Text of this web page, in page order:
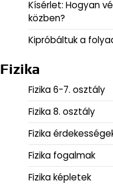
Kísérlet: Hogyan
közben?
Kipróbáltuk a
Fizika
Fizika 6-7. osztály
Fizika 8. osztály
Fizika
Fizika fogalmak
Fizika képletek